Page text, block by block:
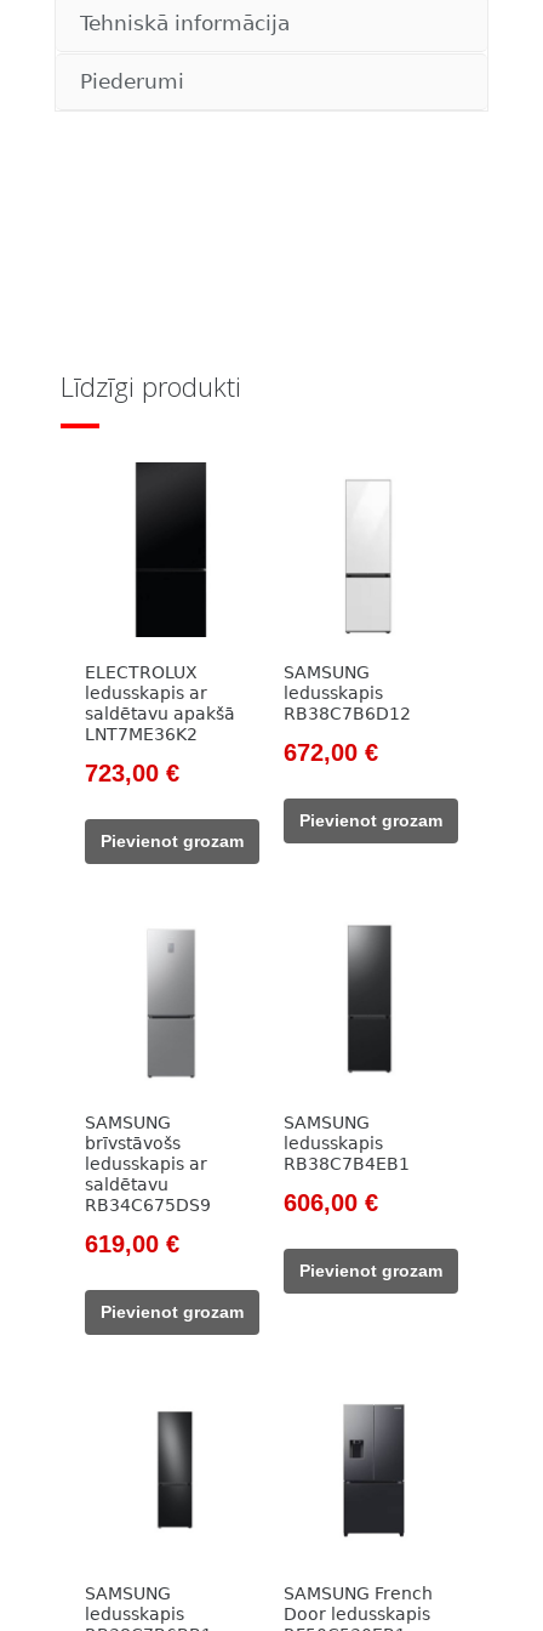
Tehniskā informācija
Piederumi
Līdzīgi produkti
ELECTROLUX
ledusskapis ar
saldētavu apakšā
LNT7ME36K2
Original
was:
987,00 €.
723,00 €Current
723,00 €.
Pievienot grozam
SAMSUNG
ledusskapis
RB38C7B6D12
Original
was:
949,00 €.
672,00 €Current
672,00 €.
Pievienot grozam
SAMSUNG
brīvstāvošs
ledusskapis ar
saldētavu
RB34C675DS9
Original
was:
799,00 €.
619,00 €Current
619,00 €.
Pievienot grozam
SAMSUNG
ledusskapis
RB38C7B4EB1
Original
was:
828,00 €.
606,00 €Current
606,00 €.
Pievienot grozam
SAMSUNG
ledusskapis
SAMSUNG French
Door ledusskapis